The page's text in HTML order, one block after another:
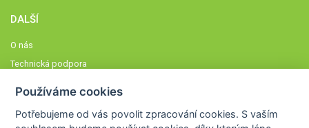
DALŠÍ
O nás
Technická podpora
Členové STOBklubu
Používáme cookies
Potřebujeme od vás povolit zpracování cookies. S vaším